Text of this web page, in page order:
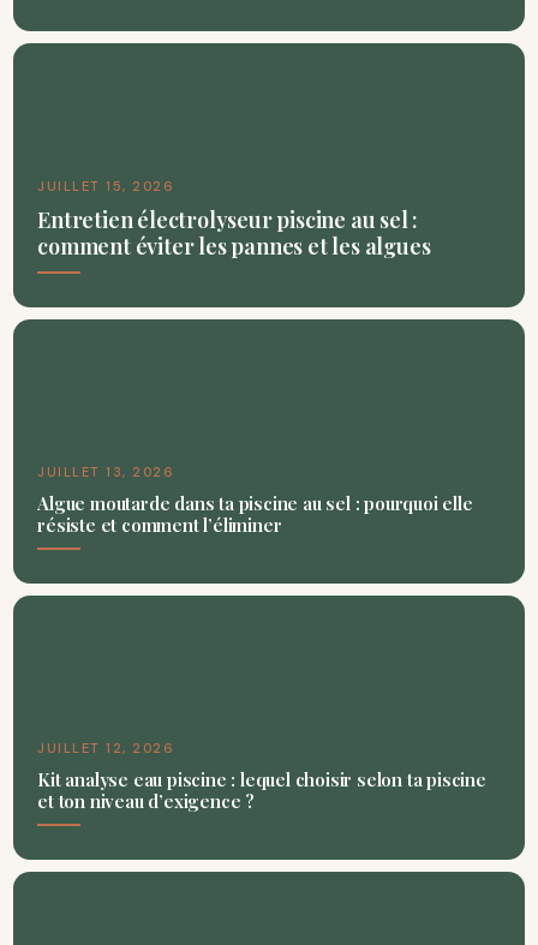
JUILLET 15, 2026
Entretien électrolyseur piscine au sel :
comment éviter les pannes et les algues
JUILLET 13, 2026
Algue moutarde dans ta piscine au sel : pourquoi elle
résiste et comment l’éliminer
JUILLET 12, 2026
Kit analyse eau piscine : lequel choisir selon ta piscine
et ton niveau d’exigence ?